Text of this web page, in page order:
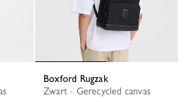
Boxford Rugzak
Zwart - Gerecycled canvas